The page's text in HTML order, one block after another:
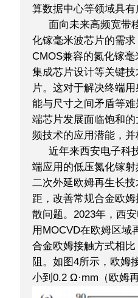
算数据中心等领域具
面向未来高频宽带
化镓毫米波芯片的需
CMOS兼容的氮化镓
集成芯片设计等关键
片。这对于解决终端
能与尺寸之间矛盾等
端芯片发展面临饱和
频技术的应用潜能，
近年来西安电子科
端应用的低压氮化镓
二次外延欧姆再生长
距，改善常规合金欧
散问题。2023年，西
用MOCVD在欧姆区域
合金欧姆接触方式相
阻。如图4所示，欧姆
小到0.2 Ω·mm（欧姆